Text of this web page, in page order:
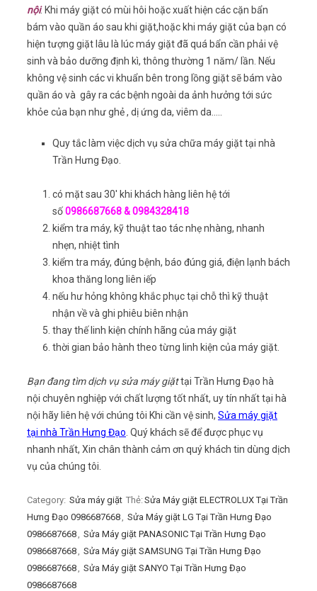
nội. Khi máy giặt có mùi hôi hoặc xuất hiện các cặn bẩn
bám vào quần áo sau khi giặt,hoặc khi máy giặt của bạn có
hiện tượng giặt lâu là lúc máy giặt đã quá bẩn cần phải vệ
sinh và bảo dưỡng định kì, thông thường 1 năm/ lần. Nếu
không vệ sinh các vi khuẩn bên trong lồng giặt sẽ bám vào
quần áo và gây ra các bệnh ngoài da ảnh hưởng tới sức
khỏe của bạn như ghẻ , dị ứng da, viêm da…..
Quy tắc làm việc dịch vụ sửa chữa máy giặt tại nhà
Trần Hưng Đạo.
có mặt sau 30′ khi khách hàng liên hệ tới
số0986687668 & 0984328418
kiểm tra máy, kỹ thuật tao tác nhẹ nhàng, nhanh
nhẹn, nhiệt tình
kiểm tra máy, đúng bệnh, báo đúng giá, điện lạnh bách
khoa thăng long liên iếp
nếu hư hỏng không khắc phục tại chỗ thì kỹ thuật
nhận về và ghi phiêu biên nhận
thay thế linh kiện chính hãng của máy giặt
thời gian bảo hành theo từng linh kiện của máy giặt.
Bạn đang tìm dịch vụ sửa máy giặttại Trần Hưng Đạo hà
nội chuyên nghiệp với chất lượng tốt nhất, uy tín nhất tại hà
nội hãy liên hệ với chúng tôi Khi cần vệ sinh, Sửa máy giặt
tại nhà Trần Hưng Đạo . Quý khách sẽ để được phục vụ
nhanh nhất, Xin chân thành cảm ơn quý khách tin dùng dịch
vụ của chúng tôi.
Category: Sửa máy giặt Thẻ: Sửa Máy giặt ELECTROLUX Tại Trần
Hưng Đạo 0986687668, Sửa Máy giặt LG Tại Trần Hưng Đạo
0986687668, Sửa Máy giặt PANASONIC Tại Trần Hưng Đạo
0986687668, Sửa Máy giặt SAMSUNG Tại Trần Hưng Đạo
0986687668, Sửa Máy giặt SANYO Tại Trần Hưng Đạo
0986687668